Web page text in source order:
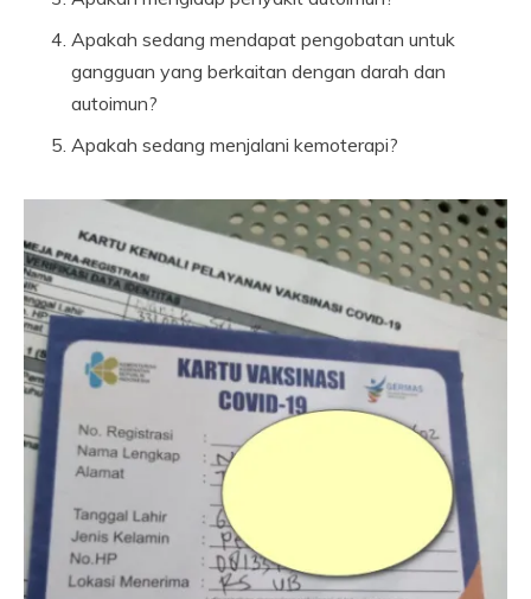
Apakah sedang mendapat pengobatan untuk
gangguan yang berkaitan dengan darah dan
autoimun?
Apakah sedang menjalani kemoterapi?